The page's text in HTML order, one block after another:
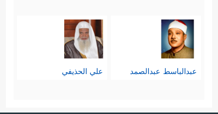
عبدالباسط عبدالصمد علي الحذيفي